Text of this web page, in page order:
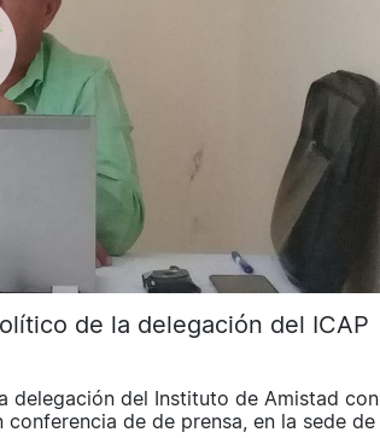
de la delegación del ICAP
delegación del Instituto de Amistad con
de de prensa, en la sede de